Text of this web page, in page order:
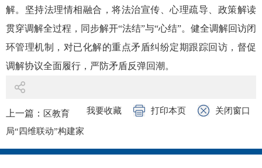
解。坚持法理情相融合，将法治宣传、心理疏导、政策解读
贯穿调解全过程，同步解开“法结”与“心结”。健全调解回访闭
环管理机制，对已化解的重点矛盾纠纷定期跟踪回访，督促
调解协议全面履行，严防矛盾反弹回潮。
我要收藏 打印本页 关闭窗口
上一篇：
区教育
局“四维联动”构建家
校社一体化协同育人